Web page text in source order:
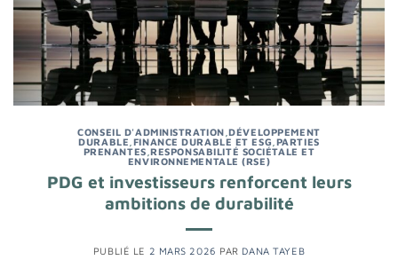
CONSEIL D'ADMINISTRATION ,DÉVELOPPEMENT
DURABLE FINANCE DURABLE ET ESG PARTIES
PRENANTES ,RESPONSABILITÉ SOCIÉTALE ET
ENVIRONNEMENTALE (RSE)
PDG et investisseurs renforcent leurs
ambitions de durabilité
PUBLIÉ LE 2 MARS 2026 PAR DANA TAYEB